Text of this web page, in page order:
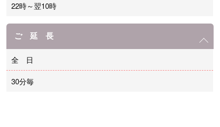
22時～翌10時
ご 延 長
全 日
30分毎